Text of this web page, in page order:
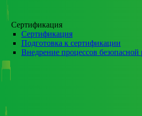
Сертификация
Сертификация
Подготовка к сертификации
Внедрение процессов